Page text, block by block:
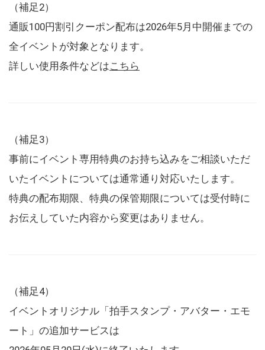
（補足2）
通販100円割引クーポン配布は2026年5月中開催までの
全イベントが対象となります。
詳しい使用条件などはこちら
（補足3）
事前にイベント専用特典のお持ち込みをご相談いただ
いたイベントについては通常通り対応いたします。
特典の配布期限、特典の保管期限については受付時に
お伝えしていた内容から変更はありません。
（補足4）
イベントオリジナル「拍手スタンプ・アバター・エモ
ート」の追加サービスは